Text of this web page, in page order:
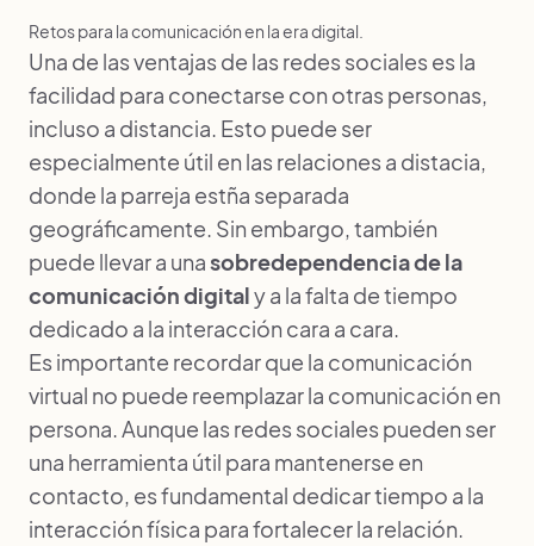
Retos para la comunicación en la era digital.
Una de las ventajas de las redes sociales es la
facilidad para conectarse con otras personas,
incluso a distancia. Esto puede ser
especialmente útil en las relaciones a distacia,
donde la parreja estña separada
geográficamente. Sin embargo, también
puede llevar a unasobredependencia de la
comunicación digitaly a la falta de tiempo
dedicado a la interacción cara a cara.
Es importante recordar que la comunicación
virtual no puede reemplazar la comunicación en
persona. Aunque las redes sociales pueden ser
una herramienta útil para mantenerse en
contacto, es fundamental dedicar tiempo a la
interacción física para fortalecer la relación.